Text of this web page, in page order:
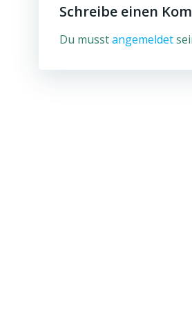
Schreibe einen
Du musstangemeldet